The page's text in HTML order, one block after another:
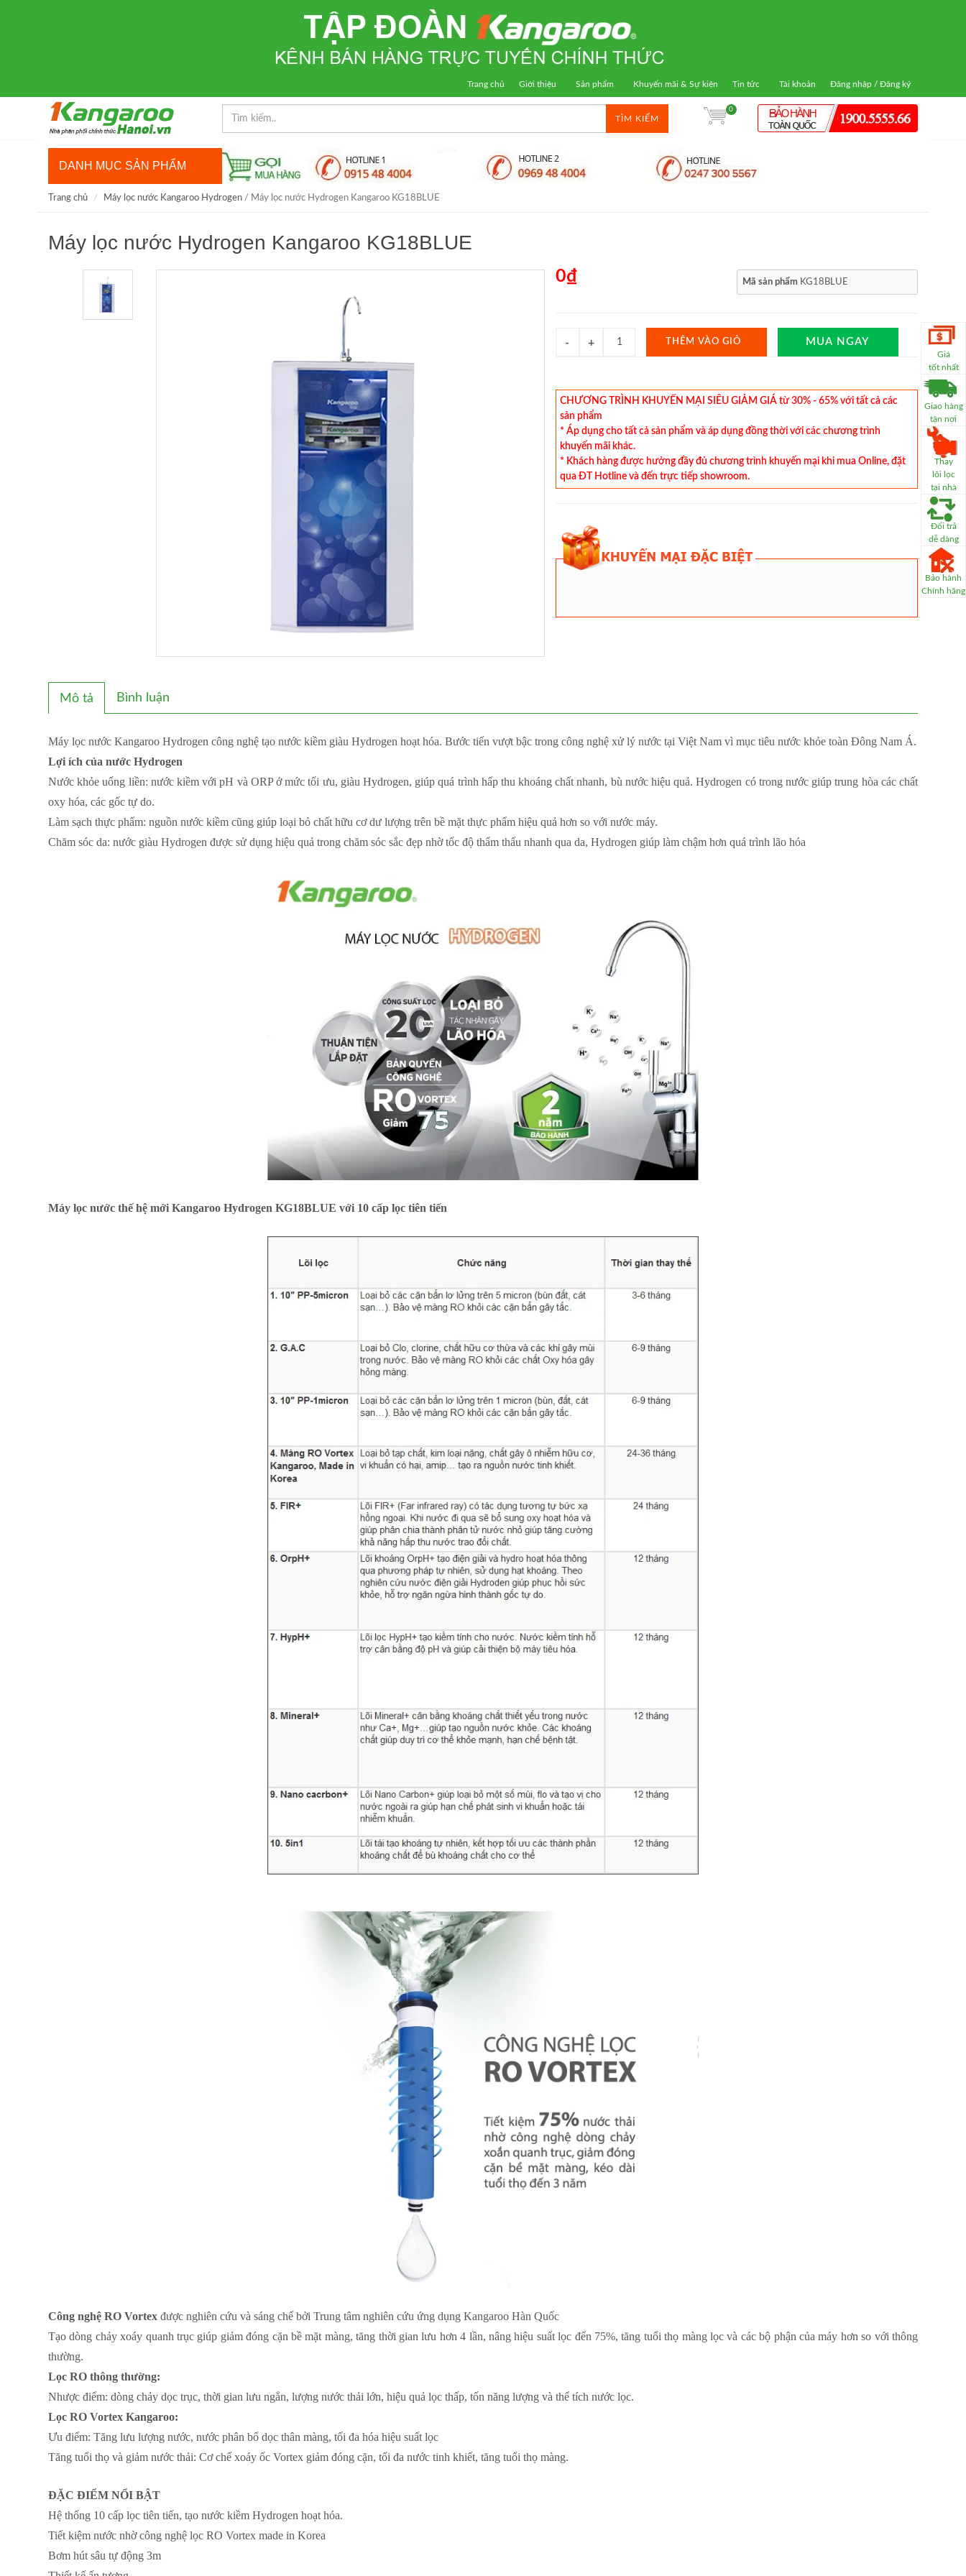
Giá
tốt nhất
Giao hàng
tận nơi
Thay
lõi lọc
tại nhà
Đổi trả
dễ dàng
Bảo hành
Chính hãng
Trang chủ Giới thiệu Sản phẩm Khuyến mãi & Sự kiện Tin tức Tài khoản Đăng nhập / Đăng ký
TÌM KIẾM
0
DANH MỤC SẢN PHẨM
Trang chủ Máy lọc nước Kangaroo Hydrogen / Máy lọc nước Hydrogen Kangaroo KG18BLUE
Máy lọc nước Hydrogen Kangaroo KG18BLUE
0₫ Mã sản phẩm KG18BLUE
THÊM VÀO GIỎ MUA NGAY
CHƯƠNG TRÌNH KHUYẾN MẠI SIÊU GIẢM GIÁ từ 30% - 65% với tất cả các
sản phẩm
* Áp dụng cho tất cả sản phẩm và áp dụng đồng thời với các chương trình
khuyến mãi khác.
* Khách hàng được hưởng đầy đủ chương trình khuyến mại khi mua Online, đặt
qua ĐT Hotline và đến trực tiếp showroom.
Mô tả Bình luận
Máy lọc nước Kangaroo Hydrogen công nghệ tạo nước kiềm giàu Hydrogen hoạt hóa. Bước tiến vượt bậc trong công nghệ xử lý nước tại Việt Nam vì mục tiêu nước khỏe toàn Đông Nam Á.
Lợi ích của nước Hydrogen
Nước khỏe uống liền: nước kiềm với pH và ORP ở mức tối ưu, giàu Hydrogen, giúp quá trình hấp thu khoáng chất nhanh, bù nước hiệu quả. Hydrogen có trong nước giúp trung hòa các chất
oxy hóa, các gốc tự do.
Làm sạch thực phẩm: nguồn nước kiềm cũng giúp loại bỏ chất hữu cơ dư lượng trên bề mặt thực phẩm hiệu quả hơn so với nước máy.
Chăm sóc da: nước giàu Hydrogen được sử dụng hiệu quả trong chăm sóc sắc đẹp nhờ tốc độ thẩm thấu nhanh qua da, Hydrogen giúp làm chậm hơn quá trình lão hóa
Máy lọc nước thế hệ mới Kangaroo Hydrogen KG18BLUE với 10 cấp lọc tiên tiến
Công nghệ RO Vortex được nghiên cứu và sáng chế bởi Trung tâm nghiên cứu ứng dụng Kangaroo Hàn Quốc
Tạo dòng chảy xoáy quanh trục giúp giảm đóng cặn bề mặt màng, tăng thời gian lưu hơn 4 lần, nâng hiệu suất lọc đến 75%, tăng tuổi thọ màng lọc và các bộ phận của máy hơn so với thông
thường.
Lọc RO thông thường:
Nhược điểm: dòng chảy dọc trục, thời gian lưu ngắn, lượng nước thải lớn, hiệu quả lọc thấp, tốn năng lượng và thể tích nước lọc.
Lọc RO Vortex Kangaroo:
Ưu điểm: Tăng lưu lượng nước, nước phân bổ dọc thân màng, tối đa hóa hiệu suất lọc
Tăng tuổi thọ và giảm nước thải: Cơ chế xoáy ốc Vortex giảm đóng cặn, tối đa nước tinh khiết, tăng tuổi thọ màng.
ĐẶC ĐIỂM NỔI BẬT
Hệ thống 10 cấp lọc tiên tiến, tạo nước kiềm Hydrogen hoạt hóa.
Tiết kiệm nước nhờ công nghệ lọc RO Vortex made in Korea
Bơm hút sâu tự động 3m